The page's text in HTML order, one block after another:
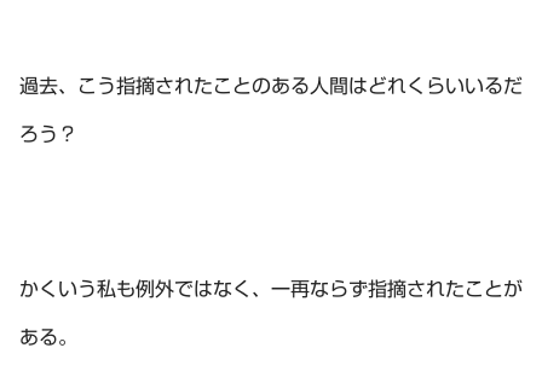
過去、こう指摘されたことのある人間はどれくらいいるだ
ろう？
かくいう私も例外ではなく、一再ならず指摘されたことが
ある。